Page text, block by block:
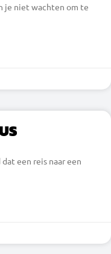
je niet wachten om te
een reis naar een